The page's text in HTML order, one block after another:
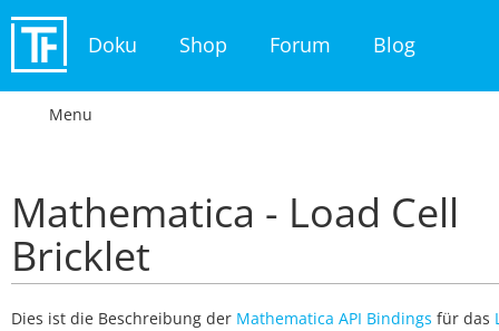
Doku Shop Forum Blog
Menu
Mathematica - Load Cell
Bricklet
Dies ist die Beschreibung der Mathematica API Bindings für das